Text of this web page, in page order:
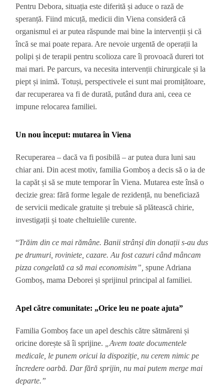
Pentru Debora, situația este diferită și aduce o rază de
speranță. Fiind micuță, medicii din Viena consideră că
organismul ei ar putea răspunde mai bine la intervenții și că
încă se mai poate repara. Are nevoie urgentă de operații la
polipi și de terapii pentru scolioza care îi provoacă dureri tot
mai mari. Pe parcurs, va necesita intervenții chirurgicale și la
piept și inimă. Totuși, perspectivele ei sunt mai promițătoare,
dar recuperarea va fi de durată, putând dura ani, ceea ce
impune relocarea familiei.
Un nou început: mutarea în Viena
Recuperarea – dacă va fi posibilă – ar putea dura luni sau
chiar ani. Din acest motiv, familia Gomboș a decis să o ia de
la capăt și să se mute temporar în Viena. Mutarea este însă o
decizie grea: fără forme legale de rezidență, nu beneficiază
de servicii medicale gratuite și trebuie să plătească chirie,
investigații și toate cheltuielile curente.
“Trăim din ce mai rămâne. Banii strânși din donații s-au dus
pe drumuri, roviniete, cazare. Au fost cazuri când mâncam
pizza congelată ca să mai economisim”, spune Adriana
Gomboș, mama Deborei și sprijinul principal al familiei.
Apel către comunitate: „Orice leu ne poate ajuta”
Familia Gomboș face un apel deschis către sătmăreni și
oricine dorește să îi sprijine. „Avem toate documentele
medicale, le punem oricui la dispoziție, nu cerem nimic pe
încredere oarbă. Dar fără sprijin, nu mai putem merge mai
departe.”